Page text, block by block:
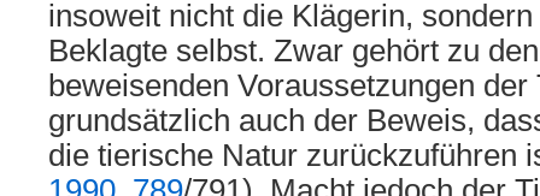
insoweit nicht die Klägerin,
Beklagte selbst. Zwar gehört zu
beweisenden Voraussetzungen
grundsätzlich auch der Beweis,
die tierische Natur zurückzuführen